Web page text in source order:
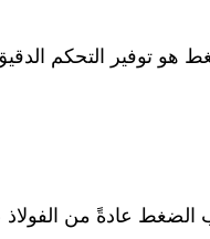
هو توفير التحكم
عادةً من الفولاذ